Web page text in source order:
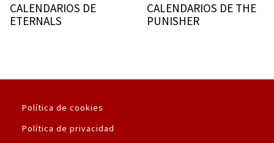
CALENDARIOS DE
ETERNALS
CALENDARIOS DE THE
PUNISHER
Política de cookies
Política de privacidad